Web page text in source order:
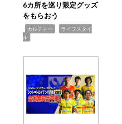
6カ所を巡り限定グッズ
をもらおう
カルチャー
ライフスタイ
ル